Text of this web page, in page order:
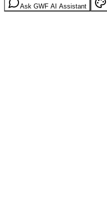
Ask GWF AI Assistant